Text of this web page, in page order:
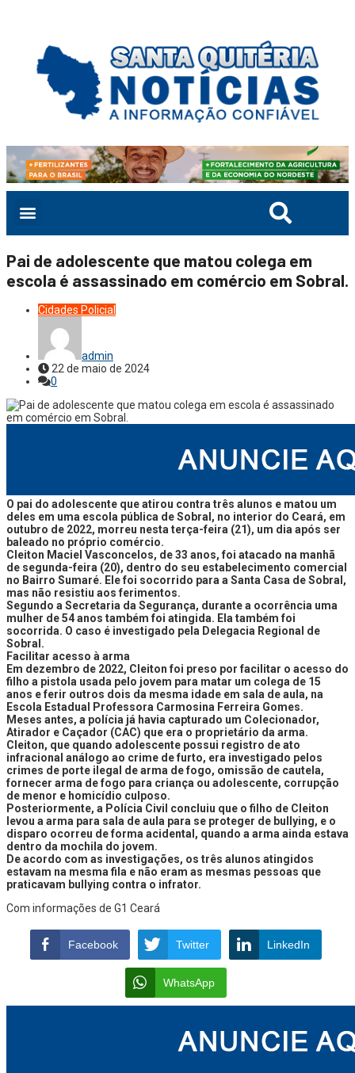
Pai de adolescente que matou colega em
escola é assassinado em comércio em Sobral.
Cidades Policial
admin
22 de maio de 2024
0
O pai do adolescente que atirou contra três alunos e matou um
deles em uma escola pública de Sobral, no interior do Ceará, em
outubro de 2022, morreu nesta terça-feira (21), um dia após ser
baleado no próprio comércio.
Cleiton Maciel Vasconcelos, de 33 anos, foi atacado na manhã
de segunda-feira (20), dentro do seu estabelecimento comercial
no Bairro Sumaré. Ele foi socorrido para a Santa Casa de Sobral,
mas não resistiu aos ferimentos.
Segundo a Secretaria da Segurança, durante a ocorrência uma
mulher de 54 anos também foi atingida. Ela também foi
socorrida. O caso é investigado pela Delegacia Regional de
Sobral.
Facilitar acesso à arma
Em dezembro de 2022, Cleiton foi preso por facilitar o acesso do
filho a pistola usada pelo jovem para matar um colega de 15
anos e ferir outros dois da mesma idade em sala de aula, na
Escola Estadual Professora Carmosina Ferreira Gomes.
Meses antes, a polícia já havia capturado um Colecionador,
Atirador e Caçador (CAC) que era o proprietário da arma.
Cleiton, que quando adolescente possui registro de ato
infracional análogo ao crime de furto, era investigado pelos
crimes de porte ilegal de arma de fogo, omissão de cautela,
fornecer arma de fogo para criança ou adolescente, corrupção
de menor e homicídio culposo.
Posteriormente, a Polícia Civil concluiu que o filho de Cleiton
levou a arma para sala de aula para se proteger de bullying, e o
disparo ocorreu de forma acidental, quando a arma ainda estava
dentro da mochila do jovem.
De acordo com as investigações, os três alunos atingidos
estavam na mesma fila e não eram as mesmas pessoas que
praticavam bullying contra o infrator.
Com informações de G1 Ceará
Facebook Twitter LinkedIn
WhatsApp